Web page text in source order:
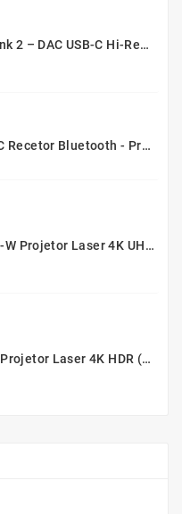
IFi Audio GO Link 2 – DAC USB-C Hi-Res Portátil Para Smartphones, Tablets E Computadores
FiiO BR13 - DAC Recetor Bluetooth - Promo
Optoma UHZ67-W Projetor Laser 4K UHD 4300 Lúmenes Branco
JVC LX-NZ3B - Projetor Laser 4K HDR (Caixa Aberta / Demonstração)